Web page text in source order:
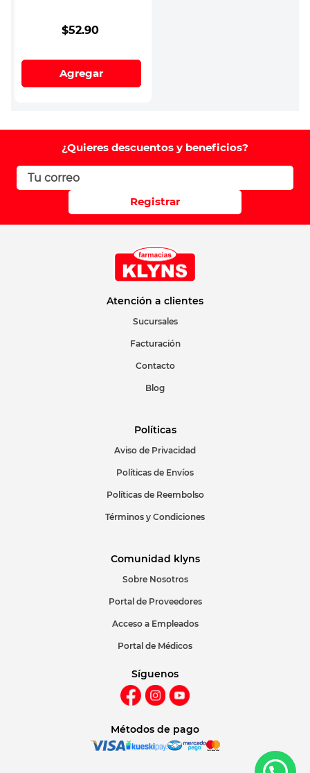
$52.90
Agregar
¿Quieres descuentos y beneficios?
Registrar
Atención a clientes
Sucursales
Facturación
Contacto
Blog
Políticas
Aviso de Privacidad
Políticas de Envíos
Políticas de Reembolso
Términos y Condiciones
Comunidad klyns
Sobre Nosotros
Portal de Proveedores
Acceso a Empleados
Portal de Médicos
Síguenos
Métodos de pago